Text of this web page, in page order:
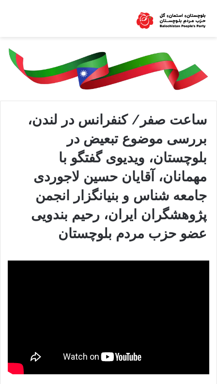
ساعت صفر/ کنفرانس در لندن،
بررسی موضوع تبعیض در
بلوچستان، ویدیوی گفتگو با
مهمانان، آقایان حسین لاجوردی
جامعه شناس و بنیانگزار انجمن
پژوهشگران ایران، رحیم بندویی
عضو حزب مردم بلوچستان